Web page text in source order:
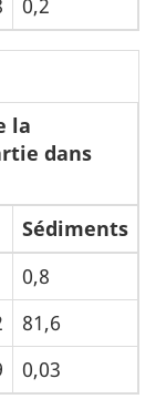
la
dans
Sédiments
0,8
81,6
0,03